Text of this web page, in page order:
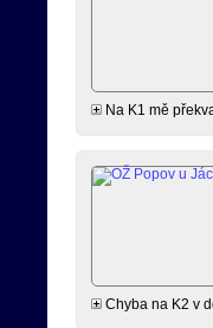
Na K1 mě
Chyba na K2 v